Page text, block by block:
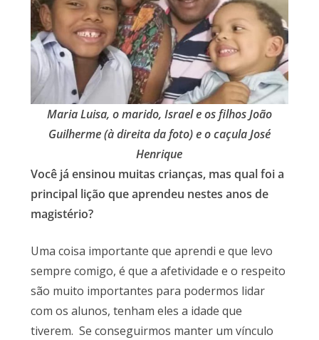
Maria Luisa, o marido, Israel e os filhos João
Guilherme (à direita da foto) e o caçula José
Henrique
Você já ensinou muitas crianças, mas qual foi a
principal lição que aprendeu nestes anos de
magistério?
Uma coisa importante que aprendi e que levo
sempre comigo, é que a afetividade e o respeito
são muito importantes para podermos lidar
com os alunos, tenham eles a idade que
tiverem. Se conseguirmos manter um vínculo